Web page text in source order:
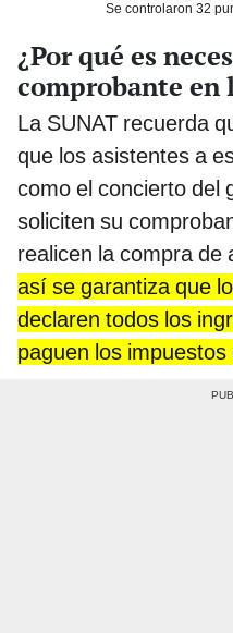
Se controlaron 32
¿Por qué es
comprobante en
La SUNAT recuerda
que los asistentes a
como el concierto del
soliciten su
realicen la compra de
así se garantiza que
declaren todos los
paguen los